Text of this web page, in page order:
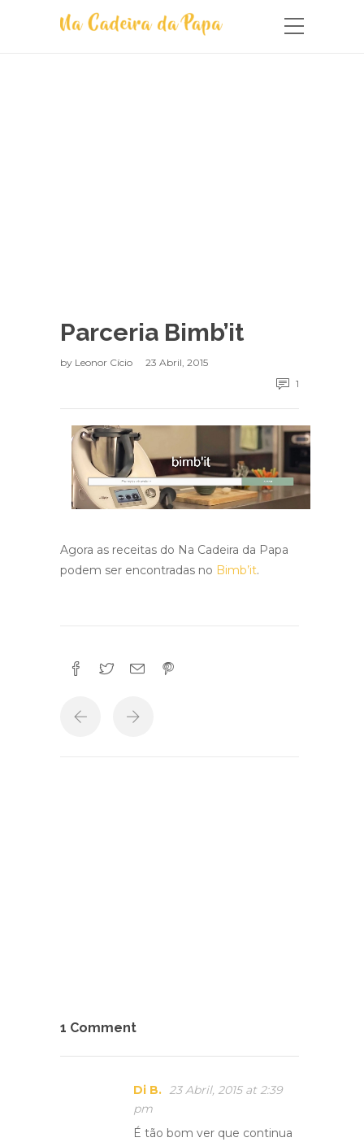
Parceria Bimb’it
by Leonor Cício
23 Abril, 2015
1
Agora as receitas do Na Cadeira da Papa
podem ser encontradas no Bimb’it.
1 Comment
Di B. 23 Abril, 2015 at 2:39
pm
É tão bom ver que continua